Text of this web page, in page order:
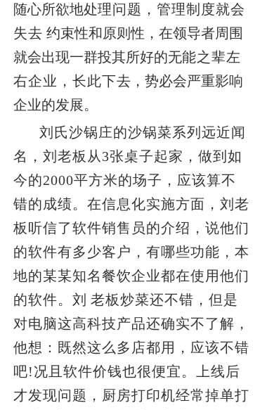
随心所欲地处理问题，管理制度就会
失去 约束性和原则性，在领导者周围
就会出现一群投其所好的无能之辈左
右企业，长此下去，势必会严重影响
企业的发展。
刘氏沙锅庄的沙锅菜系列远近闻
名，刘老板从3张桌子起家，做到如
今的2000平方米的场子，应该算不
错的成绩。在信息化实施方面，刘老
板听信了软件销售员的介绍，说他们
的软件有多少客户，有哪些功能，本
地的某某知名餐饮企业都在使用他们
的软件。刘 老板炒菜还不错，但是
对电脑这高科技产品还确实不了解，
他想：既然这么多店都用，应该不错
吧!况且软件价钱也很便宜。
上线后
才发现问题，厨房打印机经常掉单打